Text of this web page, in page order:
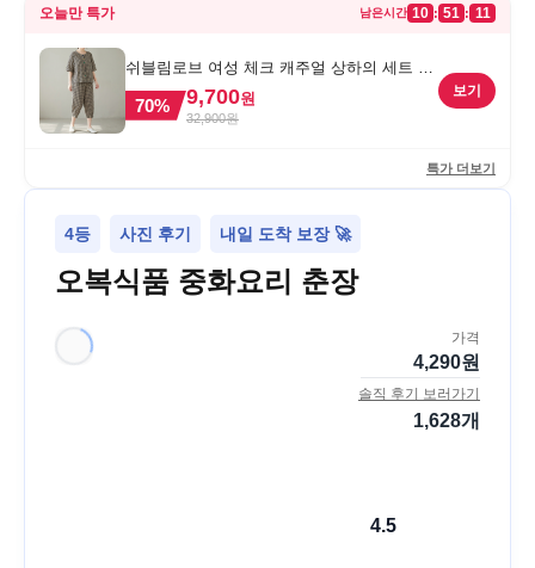
오늘만 특가 남은시간 10 : 51 : 11
쉬블림로브 여성 체크 캐주얼 상하의 세트 안
드리 GW1780, FREE, 1세트
70% 9,700원
32,900원
보기
특가 더보기
4등 사진 후기 내일 도착 보장 🚀
오복식품 중화요리 춘장
가격
4,290원
솔직 후기 보러가기
1,628개
4.5